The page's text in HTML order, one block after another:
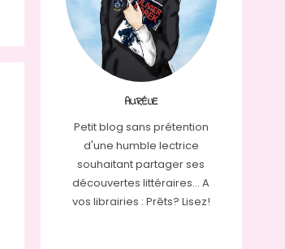
AURÉLIE
Petit blog sans prétention
d'une humble lectrice
souhaitant partager ses
découvertes littéraires... A
vos librairies : Prêts? Lisez!